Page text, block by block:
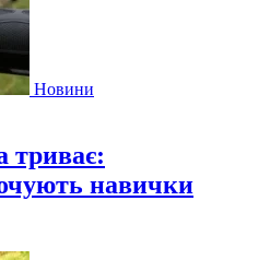
Новини
триває:
навички